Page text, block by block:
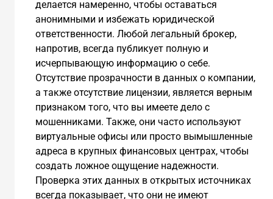
делается намеренно, чтобы оставаться
анонимными и избежать юридической
ответственности. Любой легальный брокер,
напротив, всегда публикует полную и
исчерпывающую информацию о себе.
Отсутствие прозрачности в данных о компании,
а также отсутствие лицензии, является верным
признаком того, что вы имеете дело с
мошенниками. Также, они часто используют
виртуальные офисы или просто вымышленные
адреса в крупных финансовых центрах, чтобы
создать ложное ощущение надежности.
Проверка этих данных в открытых источниках
всегда показывает, что они не имеют